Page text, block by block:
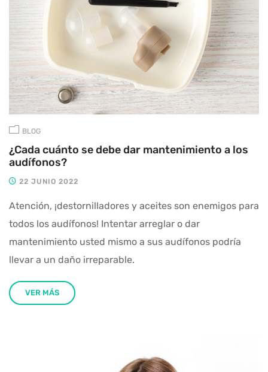
BLOG
¿Cada cuánto se debe dar mantenimiento a los
audífonos?
22 JUNIO 2022
Atención, ¡destornilladores y aceites son enemigos para
todos los audífonos! Intentar arreglar o dar
mantenimiento usted mismo a sus audífonos podría
llevar a un daño irreparable.
VER MÁS